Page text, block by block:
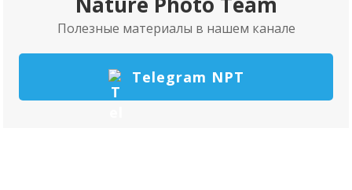
Полезные материалы в нашем канале
Telegram NPT